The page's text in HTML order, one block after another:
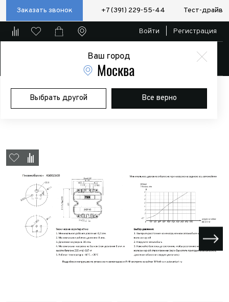
Заказать звонок +7 (391) 229-55-44 Тест-драйв
Ваш город
Москва
Выбрать другой Все верно
Войти Регистрация
Главная Магазин
Дополнительное оборудование
Пневмоподвеска
Пневмоподвеска РИФ универсальная
(установочный комплект 3)